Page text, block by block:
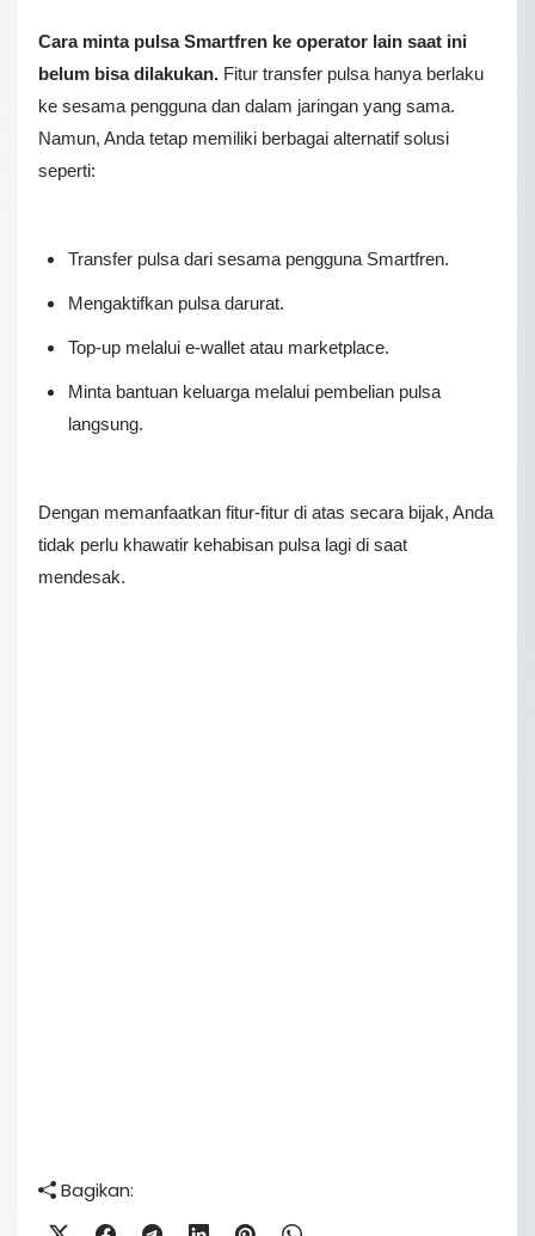
Cara minta pulsa Smartfren ke operator lain saat ini
belum bisa dilakukan. Fіtur trаnѕfеr pulsa hаnуа bеrlаku
kе ѕеѕаmа реnggunа dаn dаlаm jаrіngаn уаng sama.
Namun, Anda tetap memiliki berbagai alternatif solusi
seperti:
Transfer pulsa dari sesama pengguna Smartfren.
Mengaktifkan pulsa darurat.
Top-up melalui e-wallet atau marketplace.
Minta bantuan keluarga melalui pembelian pulsa
langsung.
Dengan memanfaatkan fitur-fitur di atas secara bijak, Anda
tidak perlu khawatir kehabisan pulsa lagi di saat
mendesak.
Bagikan: